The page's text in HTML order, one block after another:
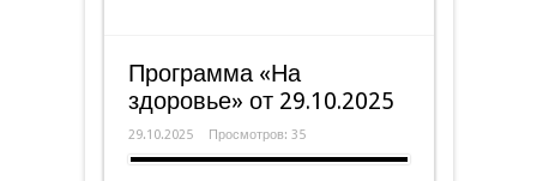
Программа «На
здоровье» от 29.10.2025
29.10.2025 Просмотров: 35